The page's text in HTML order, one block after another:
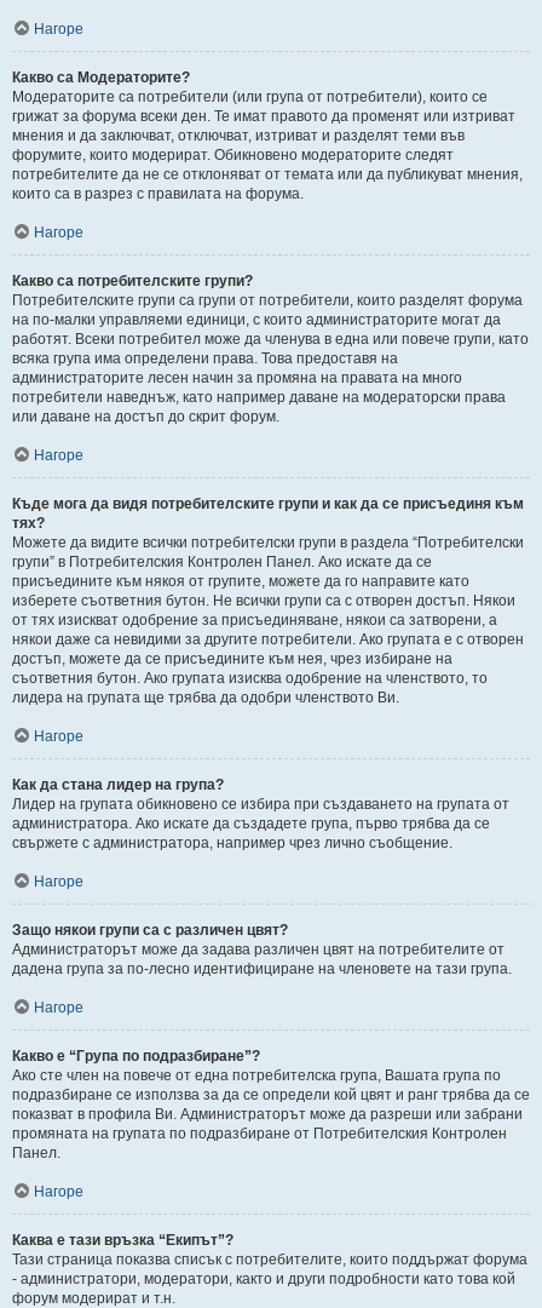
Нагоре
Какво са Модераторите?
Модераторите са потребители (или група от потребители), които се
грижат за форума всеки ден. Те имат правото да променят или изтриват
мнения и да заключват, отключват, изтриват и разделят теми във
форумите, които модерират. Обикновено модераторите следят
потребителите да не се отклоняват от темата или да публикуват мнения,
които са в разрез с правилата на форума.
Нагоре
Какво са потребителските групи?
Потребителските групи са групи от потребители, които разделят форума
на по-малки управляеми единици, с които администраторите могат да
работят. Всеки потребител може да членува в една или повече групи, като
всяка група има определени права. Това предоставя на
администраторите лесен начин за промяна на правата на много
потребители наведнъж, като например даване на модераторски права
или даване на достъп до скрит форум.
Нагоре
Къде мога да видя потребителските групи и как да се присъединя към
тях?
Можете да видите всички потребителски групи в раздела “Потребителски
групи” в Потребителския Контролен Панел. Ако искате да се
присъедините към някоя от групите, можете да го направите като
изберете съответния бутон. Не всички групи са с отворен достъп. Някои
от тях изискват одобрение за присъединяване, някои са затворени, а
някои даже са невидими за другите потребители. Ако групата е с отворен
достъп, можете да се присъедините към нея, чрез избиране на
съответния бутон. Ако групата изисква одобрение на членството, то
лидера на групата ще трябва да одобри членството Ви.
Нагоре
Как да стана лидер на група?
Лидер на групата обикновено се избира при създаването на групата от
администратора. Ако искате да създадете група, първо трябва да се
свържете с администратора, например чрез лично съобщение.
Нагоре
Защо някои групи са с различен цвят?
Администраторът може да задава различен цвят на потребителите от
дадена група за по-лесно идентифициране на членовете на тази група.
Нагоре
Какво е “Група по подразбиране”?
Ако сте член на повече от една потребителска група, Вашата група по
подразбиране се използва за да се определи кой цвят и ранг трябва да се
показват в профила Ви. Администраторът може да разреши или забрани
промяната на групата по подразбиране от Потребителския Контролен
Панел.
Нагоре
Каква е тази връзка “Екипът”?
Тази страница показва списък с потребителите, които поддържат форума
- администратори, модератори, както и други подробности като това кой
форум модерират и т.н.